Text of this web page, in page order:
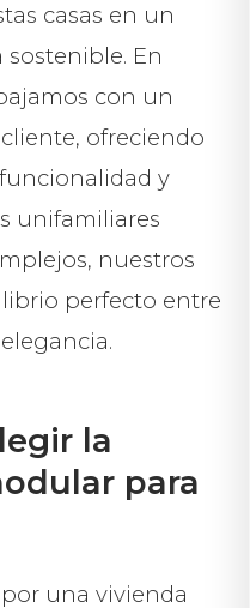
casas en un
En
con un
ofreciendo
y
unifamiliares
nuestros
perfecto entre
la
para
una vivienda